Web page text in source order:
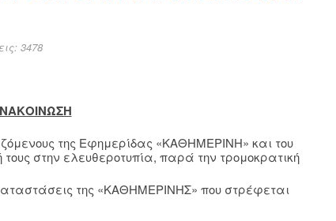
3478
της Εφημερίδας «ΚΑΘΗΜΕΡΙΝΗ» και του
στην ελευθεροτυπία, παρά την τρομοκρατική
της «ΚΑΘΗΜΕΡΙΝΗΣ» που στρέφεται